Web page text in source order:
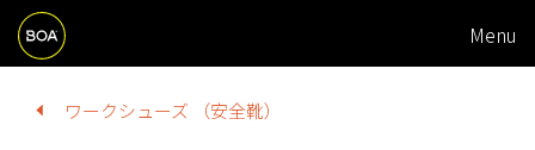
Skip to main content
A
I
Menu
Begin main content
ワークシューズ （安全靴）